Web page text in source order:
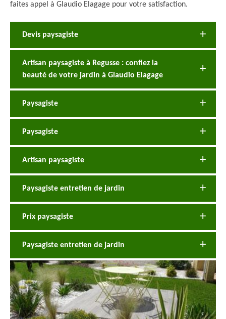
faites appel à Glaudio Elagage pour votre satisfaction.
Devis paysagiste
Artisan paysagiste à Regusse : confiez la
beauté de votre jardin à Glaudio Elagage
Paysagiste
Paysagiste
Artisan paysagiste
Paysagiste entretien de jardin
Prix paysagiste
Paysagiste entretien de jardin